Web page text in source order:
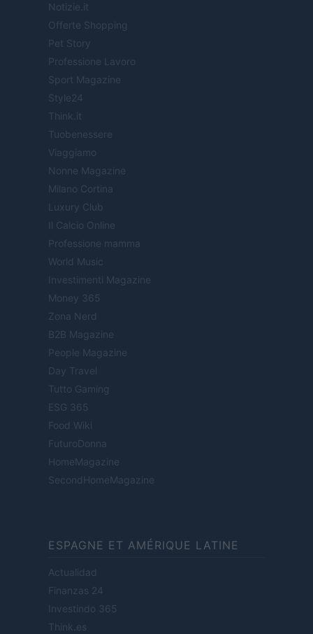
Notizie.it
Offerte Shopping
Pet Story
Professione Lavoro
Sport Magazine
Style24
Think.it
Tuobenessere
Viaggiamo
Nonne Magazine
Milano Cortina
Luxury Club
Il Calcio Online
Professione mamma
World Music
Investimenti Magazine
Money 365
Zona Nerd
B2B Magazine
People Magazine
Day Travel
Tutto Gaming
ESG 365
Food Wiki
FuturoDonna
HomeMagazine
SecondHomeMagazine
ESPAGNE ET AMÉRIQUE LATINE
Actualidad
Finanzas 24
Investindo 365
Think.es